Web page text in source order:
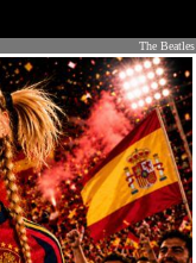
The Beatles